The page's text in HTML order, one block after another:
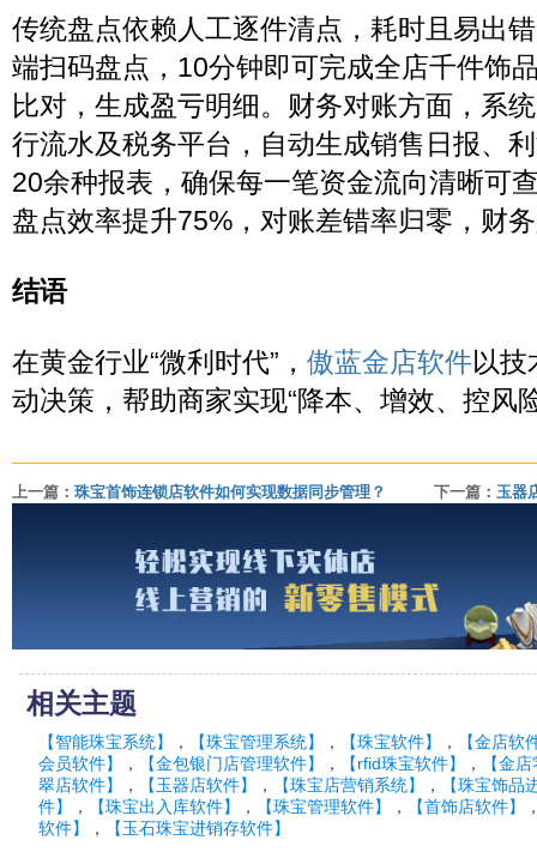
传统盘点依赖人工逐件清点，耗时且易出
端扫码盘点，10分钟即可完成全店千件饰
比对，生成盈亏明细。财务对账方面，系
行流水及税务平台，自动生成销售日报、
20余种报表，确保每一笔资金流向清晰可
盘点效率提升75%，对账差错率归零，财
结语
在黄金行业“微利时代”， 傲蓝金店软件以
动决策，帮助商家实现“降本、增效、控风
上一篇： 珠宝首饰连锁店软件如何实现数据同步管理？ 下一篇： 玉器
相关主题
【智能珠宝系统】 ， 【珠宝管理系统】 ， 【珠宝软件】 ，
【金店软
会员软件】
， 【金包银门店管理软件】 ， 【rfid珠宝软件】 ，
【金
翠店软件】
， 【玉器店软件】 ， 【珠宝店营销系统】 ，
【珠宝饰品
件】
， 【珠宝出入库软件】 ， 【珠宝管理软件】 ， 【首饰店软件】
软件】
， 【玉石珠宝进销存软件】